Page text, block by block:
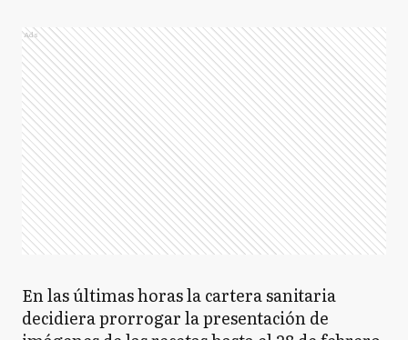
Ads
En las últimas horas la cartera sanitaria
decidiera prorrogar la presentación de